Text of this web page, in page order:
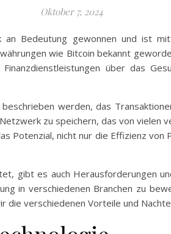
Oktober 7, 2024
Bedeutung gewonnen und ist
wie Bitcoin bekannt
über das
werden, das
zu speichern, das von
Potenzial, nicht nur die Effizienz von
gibt es auch Herausforderungen
in verschiedenen Branchen zu
verschiedenen Vorteile und